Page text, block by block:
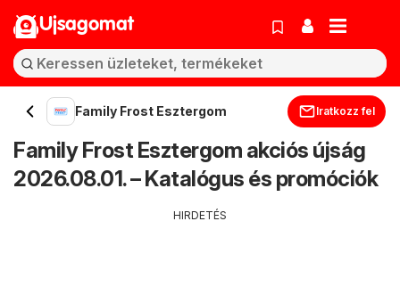
Ujsagomat
Family Frost Esztergom Iratkozz fel
Family Frost Esztergom akciós újság
2026.08.01. – Katalógus és promóciók
HIRDETÉS